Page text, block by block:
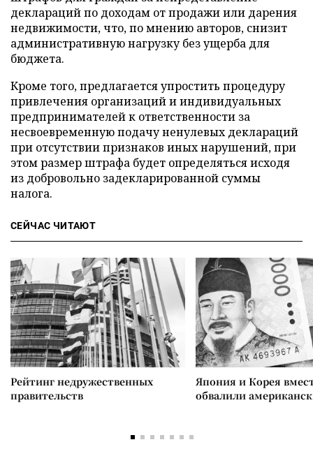
деклараций по доходам от продажи или дарения
недвижимости, что, по мнению авторов, снизит
административную нагрузку без ущерба для
бюджета.
Кроме того, предлагается упростить процедуру
привлечения организаций и индивидуальных
предпринимателей к ответственности за
несвоевременную подачу ненулевых деклараций
при отсутствии признаков иных нарушений, при
этом размер штрафа будет определяться исходя
из добровольно задекларированной суммы
налога.
СЕЙЧАС ЧИТАЮТ
Рейтинг недружественных
правительств
Япония и Корея
обвалили